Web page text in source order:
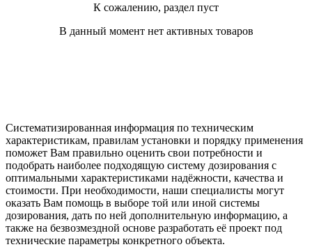
К сожалению, раздел пуст
В данный момент нет активных товаров
Систематизированная информация по техническим
характеристикам, правилам установки и порядку применения
поможет Вам правильно оценить свои потребности и
подобрать наиболее подходящую систему дозирования с
оптимальными характеристиками надёжности, качества и
стоимости. При необходимости, наши специалисты могут
оказать Вам помощь в выборе той или иной системы
дозирования, дать по ней дополнительную информацию, а
также на безвозмездной основе разработать её проект под
технические параметры конкретного объекта.